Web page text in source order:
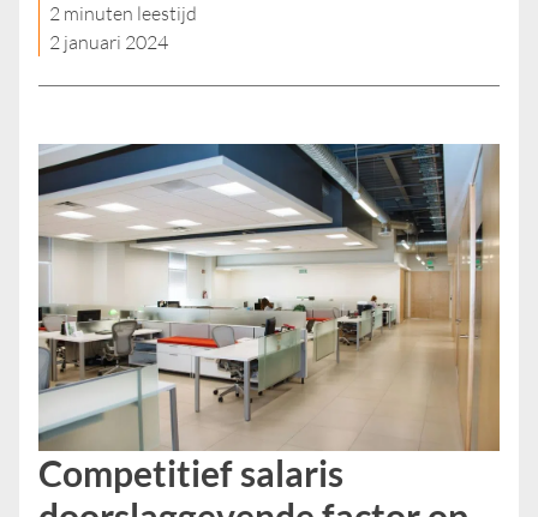
2 minuten leestijd
2 januari 2024
Competitief salaris